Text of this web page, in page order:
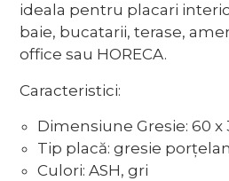
ideala pentru placari
baie, bucatarii, terase,
office sau HORECA.
Caracteristici:
Dimensiune Gresie: 60 x
Tip placă: gresie
Culori: ASH, gri